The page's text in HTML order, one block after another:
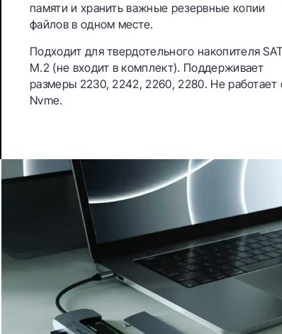
памяти и хранить важные резервные копии
файлов в одном месте.
Подходит для твердотельного накопителя
M.2 (не входит в комплект). Поддерживает
размеры 2230, 2242, 2260, 2280. Не работает
Nvme.